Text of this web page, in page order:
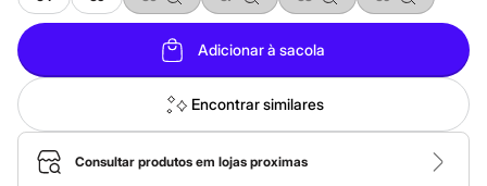
Em alta
Inverno
Alfaiataria
Novidades
Roupas
Blusas e Camisetas
Básicos
Calças
Casacos e Jaquetas
Adicionar à sacola
Encontrar similares
Consultar produtos em lojas proximas